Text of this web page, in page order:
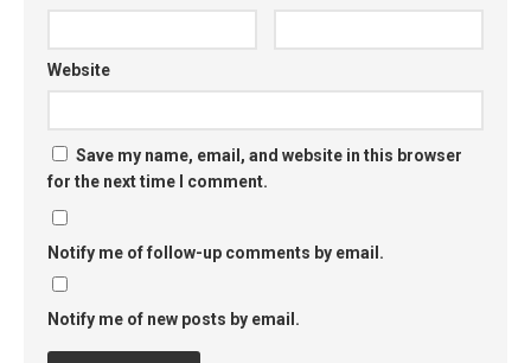
Website
Save my name, email, and website in this browser
for the next time I comment.
Notify me of follow-up comments by email.
Notify me of new posts by email.